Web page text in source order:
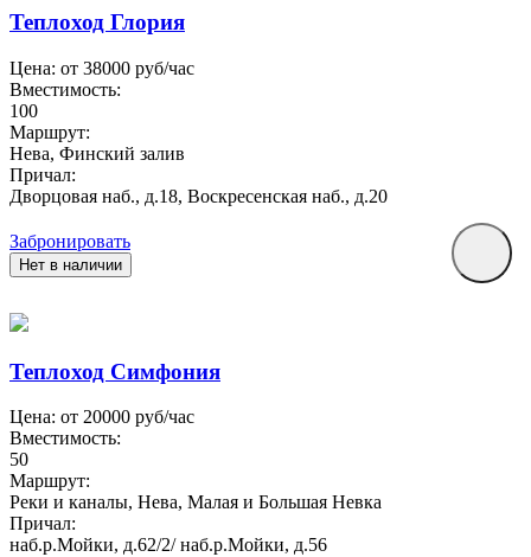
Теплоход Глория
Цена: от 38000 руб/час
Вместимость:
100
Маршрут:
Нева, Финский залив
Причал:
Дворцовая наб., д.18, Воскресенская наб., д.20
Забронировать
Нет в наличии
Теплоход Симфония
Цена: от 20000 руб/час
Вместимость:
50
Маршрут:
Реки и каналы, Нева, Малая и Большая Невка
Причал:
наб.р.Мойки, д.62/2/ наб.р.Мойки, д.56